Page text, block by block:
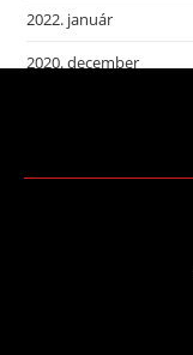
2022. január
2020. december